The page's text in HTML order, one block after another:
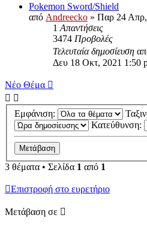
Pokemon Sword/Shield
από Andreecko » Παρ 24 Απρ,
1 Απαντήσεις
3474 Προβολές
Τελευταία δημοσίευση
Δευ 18 Οκτ, 2021 1:50
Νέο Θέμα
Εμφάνιση:
Κατεύθυνση:
3 θέματα • Σελίδα 1 από 1
Επιστροφή στο ευρετήριο
Μετάβαση σε